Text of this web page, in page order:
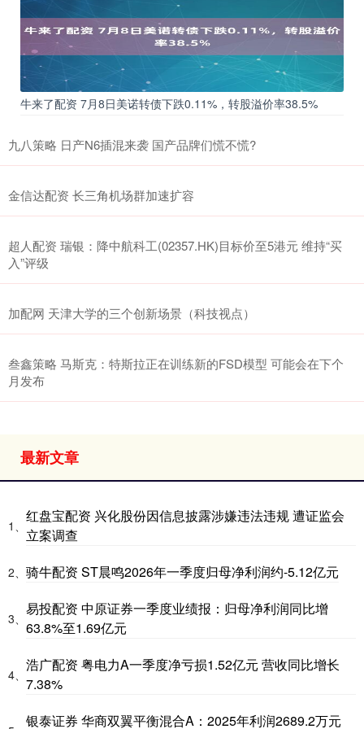
牛来了配资 7月8日美诺转债下跌0.11%，转股溢价率38.5%
九八策略 日产N6插混来袭 国产品牌们慌不慌?
金信达配资 长三角机场群加速扩容
超人配资 瑞银：降中航科工(02357.HK)目标价至5港元 维持“买
入”评级
加配网 天津大学的三个创新场景（科技视点）
叁鑫策略 马斯克：特斯拉正在训练新的FSD模型 可能会在下个
月发布
最新文章
1、
红盘宝配资 兴化股份因信息披露涉嫌违法违规 遭证监会
立案调查
2、 骑牛配资 ST晨鸣2026年一季度归母净利润约-5.12亿元
3、
易投配资 中原证券一季度业绩报：归母净利润同比增
63.8%至1.69亿元
4、
浩广配资 粤电力A一季度净亏损1.52亿元 营收同比增长
7.38%
银泰证券 华商双翼平衡混合A：2025年利润2689.2万元